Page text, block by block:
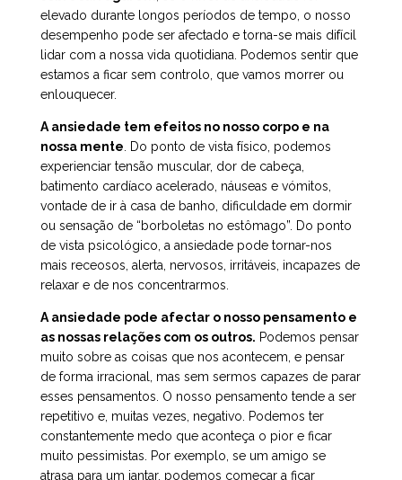
elevado durante longos períodos de tempo, o nosso
desempenho pode ser afectado e torna-se mais difícil
lidar com a nossa vida quotidiana. Podemos sentir que
estamos a ficar sem controlo, que vamos morrer ou
enlouquecer.
A ansiedade tem efeitos no nosso corpo e na
nossa mente . Do ponto de vista físico, podemos
experienciar tensão muscular, dor de cabeça,
batimento cardíaco acelerado, náuseas e vómitos,
vontade de ir à casa de banho, dificuldade em dormir
ou sensação de “borboletas no estômago”. Do ponto
de vista psicológico, a ansiedade pode tornar-nos
mais receosos, alerta, nervosos, irritáveis, incapazes de
relaxar e de nos concentrarmos.
A ansiedade pode afectar o nosso pensamento e
as nossas relações com os outros. Podemos pensar
muito sobre as coisas que nos acontecem, e pensar
de forma irracional, mas sem sermos capazes de parar
esses pensamentos. O nosso pensamento tende a ser
repetitivo e, muitas vezes, negativo. Podemos ter
constantemente medo que aconteça o pior e ficar
muito pessimistas. Por exemplo, se um amigo se
atrasa para um jantar, podemos começar a ficar